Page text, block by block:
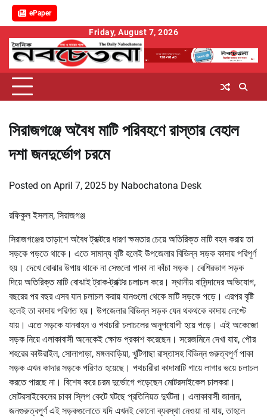
ePaper
content
Friday, August 7, 2026
সিরাজগঞ্জে অবৈধ মাটি পরিবহণে রাস্তার বেহাল
দশা জনদুর্ভোগ চরমে
Posted on April 7, 2025 by Nabochatona Desk
রফিকুল ইসলাম, সিরাজগঞ্জ
সিরাজগঞ্জের তাড়াশে অবৈধ ট্রাক্টরে ধারণ ক্ষমতার চেয়ে অতিরিক্ত মাটি বহন করায় তা
সড়কে পড়তে থাকে। এতে সামান্য বৃষ্টি হলেই উপজেলার বিভিন্ন সড়ক কাদায় পরিপূর্ণ
হয়। দেখে বোঝার উপায় থাকে না সেগুলো পাকা না কাঁচা সড়ক। বেশিরভাগ সড়ক
দিয়ে অতিরিক্ত মাটি বোঝাই ট্রাক-ট্রাক্টর চলাচল করে। স্থানীয় বাসিন্দাদের অভিযোগ,
বছরের পর বছর এসব যান চলাচল করায় যানগুলো থেকে মাটি সড়কে পড়ে। এরপর বৃষ্টি
হলেই তা কাদায় পরিণত হয়। উপজেলার বিভিন্ন সড়ক যেন থকথকে কাদায় লেপ্টে
যায়। এতে সড়কে যানবাহন ও পথচারী চলাচলের অনুপযোগী হয়ে পড়ে। এই অকেজো
সড়ক নিয়ে এলাকাবাসী অনেকেই ক্ষোভ প্রকাশ করেছেন। সরেজমিনে দেখা যায়, পৌর
শহরের কাউরাইল, সোলাপাড়া, মঙ্গলবাড়িয়া, খুটিগাছা রাস্তাসহ বিভিন্ন গুরুত্বপূর্ণ পাকা
সড়ক এখন কাদার সড়কে পরিণত হয়েছে। পথচারীরা কাদামাটি গায়ে লাগার ভয়ে চলাচল
করতে পারছে না। বিশেষ করে চরম দুর্ভোগে পড়েছেন মোটরসাইকেল চালকরা।
মোটরসাইকেলের চাকা স্লিপ কেটে ঘটছে প্রতিনিয়ত দুর্ঘটনা। এলাকাবাসী জানান,
জনগুরুত্বপূর্ণ এই সড়কগুলোতে যদি এখনই কোনো ব্যবস্থা নেওয়া না যায়, তাহলে